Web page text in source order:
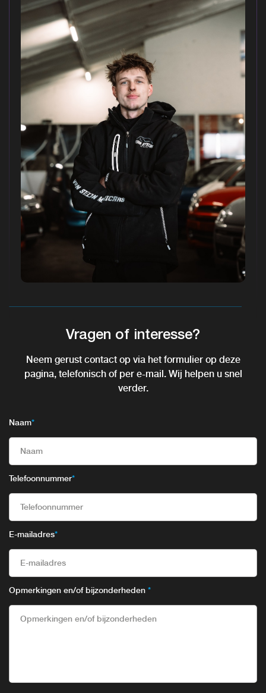
Vragen of interesse?
Neem gerust contact op via het formulier op deze
pagina, telefonisch of per e-mail. Wij helpen u snel
verder.
Naam*
Telefoonnummer*
E-mailadres*
Opmerkingen en/of bijzonderheden *